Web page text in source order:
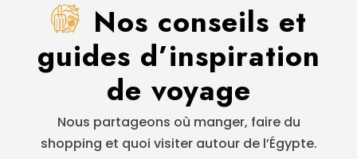
Nos conseils et
guides d’inspiration
de voyage
Nous partageons où manger, faire du
shopping et quoi visiter autour de l’Égypte.